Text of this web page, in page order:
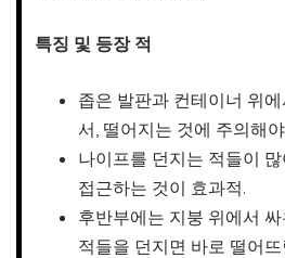
특징 및 등장 적
좁은 발판과 컨테이너 위
서, 떨어지는 것에 주의해
나이프를 던지는 적들이
접근하는 것이 효과적.
후반부에는 지붕 위에서
적들을 던지면 바로 떨어